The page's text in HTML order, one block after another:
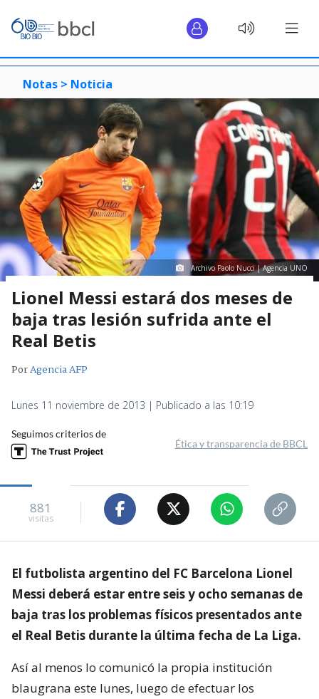
Notas > Noticia
Archivo Paolo Nucci | Agencia UNO
Lionel Messi estará dos meses de
baja tras lesión sufrida ante el
Real Betis
PorAgencia AFP
Lunes 11 noviembre de 2013 | Publicado a las 10:19
Seguimos criterios de
Ética y transparencia de BBCL
881
visitas
El futbolista argentino del FC Barcelona Lionel
Messi deberá estar entre seis y ocho semanas de
baja tras los problemas físicos presentados ante
el Real Betis durante la última fecha de La Liga.
Así al menos lo comunicó la propia institución
blaugrana este lunes, luego de efectuar los